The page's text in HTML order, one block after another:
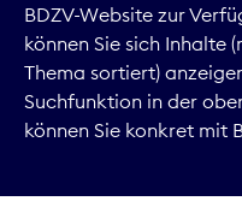
BDZV-Website zur
können Sie sich Inhalte
Thema sortiert)
Suchfunktion in der
können Sie konkret mit